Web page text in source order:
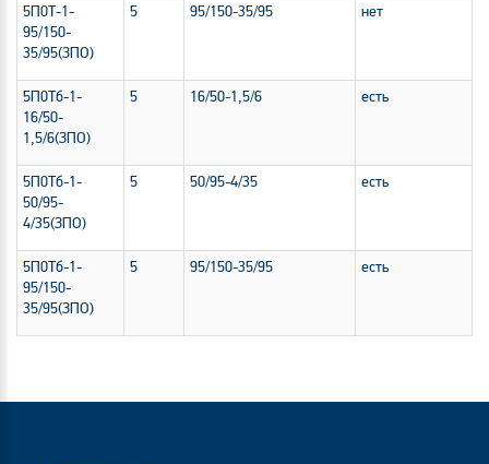
5П0Т-1-
95/150-
35/95(ЗПО)
5 95/150-35/95 нет
5П0Тб-1-
16/50-
1,5/6(ЗПО)
5 16/50-1,5/6 есть
5П0Тб-1-
50/95-
4/35(ЗПО)
5 50/95-4/35 есть
5П0Тб-1-
95/150-
35/95(ЗПО)
5 95/150-35/95 есть